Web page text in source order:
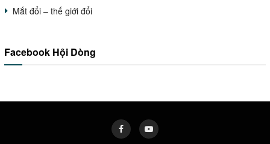
Mắt đổi – thế giới đổi
Facebook Hội Dòng